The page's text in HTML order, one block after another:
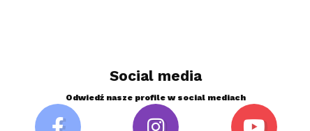
Social media
Odwiedź nasze profile w social mediach